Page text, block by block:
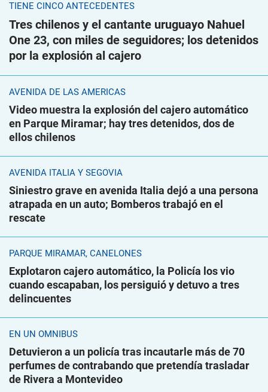
TIENE CINCO ANTECEDENTES
Tres chilenos y el cantante uruguayo Nahuel
One 23, con miles de seguidores; los detenidos
por la explosión al cajero
AVENIDA DE LAS AMÉRICAS
Video muestra la explosión del cajero automático
en Parque Miramar; hay tres detenidos, dos de
ellos chilenos
AVENIDA ITALIA Y SEGOVIA
Siniestro grave en avenida Italia dejó a una persona
atrapada en un auto; Bomberos trabajó en el
rescate
PARQUE MIRAMAR, CANELONES
Explotaron cajero automático, la Policía los vio
cuando escapaban, los persiguió y detuvo a tres
delincuentes
EN UN ÓMNIBUS
Detuvieron a un policía tras incautarle más de 70
perfumes de contrabando que pretendía trasladar
de Rivera a Montevideo